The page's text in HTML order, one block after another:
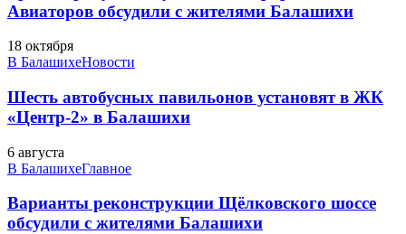
Авиаторов обсудили с жителями Балашихи
18 октября
В БалашихеНовости
Шесть автобусных павильонов установят в ЖК
«Центр-2» в Балашихи
6 августа
В БалашихеГлавное
Варианты реконструкции Щёлковского шоссе
обсудили с жителями Балашихи